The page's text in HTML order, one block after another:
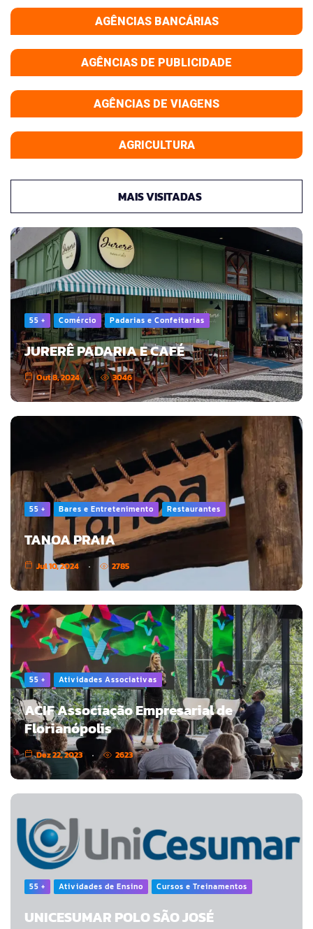
AGÊNCIAS BANCÁRIAS
AGÊNCIAS DE PUBLICIDADE
AGÊNCIAS DE VIAGENS
AGRICULTURA
MAIS VISITADAS
55 + Comércio Padarias e Confeitarias
JURERÊ PADARIA E CAFÉ
Out 8, 2024 3046
55 + Bares e Entretenimento Restaurantes
TANOA PRAIA
Jul 10, 2024 2785
55 + Atividades Associativas
ACIF Associação Empresarial de
Florianópolis
Dez 22, 2023 2623
55 + Atividades de Ensino Cursos e Treinamentos
UNICESUMAR POLO SÃO JOSÉ